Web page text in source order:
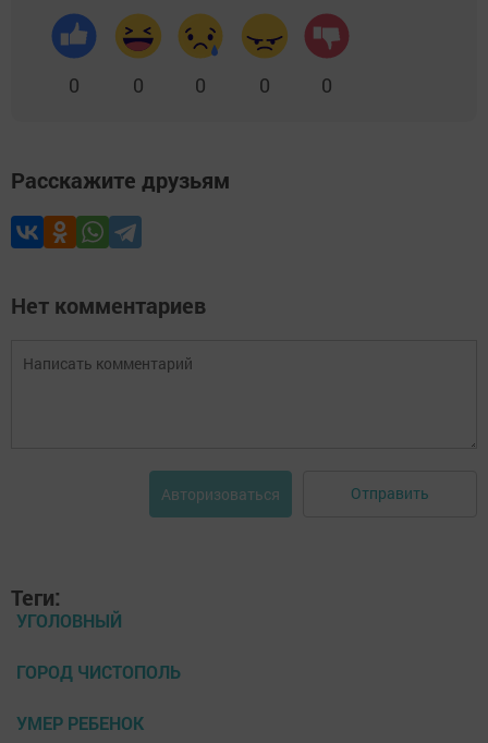
0 0 0 0 0
Расскажите друзьям
Нет комментариев
Авторизоваться Отправить
Теги:
УГОЛОВНЫЙ
ГОРОД ЧИСТОПОЛЬ
УМЕР РЕБЕНОК